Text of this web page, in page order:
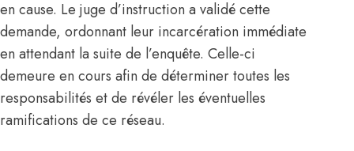
en cause. Le juge d’instruction a validé cette
demande, ordonnant leur incarcération immédiate
en attendant la suite de l’enquête. Celle-ci
demeure en cours afin de déterminer toutes les
responsabilités et de révéler les éventuelles
ramifications de ce réseau.